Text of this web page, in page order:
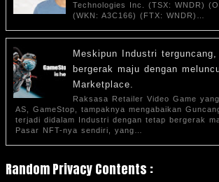
Technologies Inc. (TSX: WNDR)
(WKN: A3C166) (FTX: WNDR)…
Meskipun Industri
bergerak maju dengan
Marketplace.
Raksasa Retailer Video Game
AS, GameStop, tampaknya mengabaikan
terjadi didalam Industri dengan tetap bergerak
Pasar NFT-nya sendiri, yang…
Random Privacy Contents :